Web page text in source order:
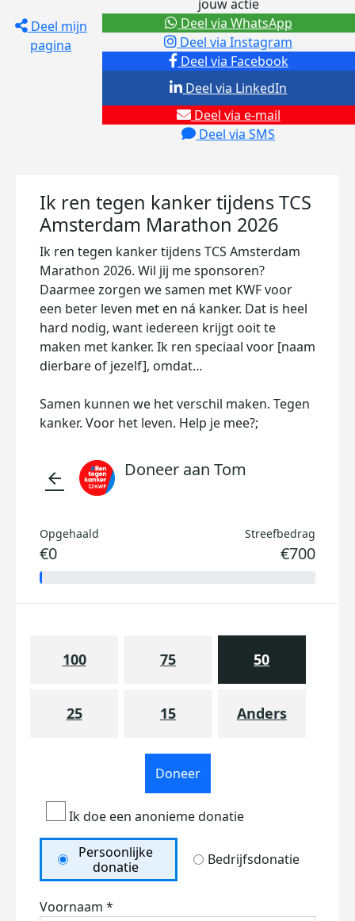
Deel mijn
pagina
jouw actie
Deel via Facebook
Deel via Instagram
Deel via e-mail
Deel via SMS
Deel via LinkedIn
Deel via WhatsApp
Ik ren tegen kanker tijdens TCS
Amsterdam Marathon 2026
Ik ren tegen kanker tijdens TCS Amsterdam
Marathon 2026. Wil jij me sponsoren?
Daarmee zorgen we samen met KWF voor
een beter leven met en ná kanker. Dat is heel
hard nodig, want iedereen krijgt ooit te
maken met kanker. Ik ren speciaal voor [naam
dierbare of jezelf], omdat…
Samen kunnen we het verschil maken. Tegen
kanker. Voor het leven. Help je mee?;
arrow_back Doneer aan Tom
Opgehaald
€0
Streefbedrag
€700
100 75 50
25 15 Anders
Doneer
Ik doe een anonieme donatie
Persoonlijke
donatie
Bedrijfsdonatie
Voornaam *